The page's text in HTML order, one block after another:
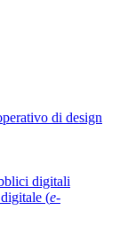
di design
digitali
(e-